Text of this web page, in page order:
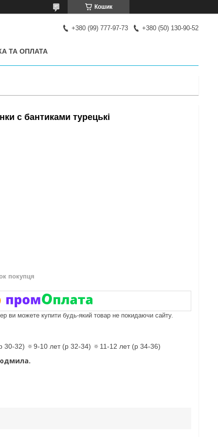
Кошик
+380 (99) 777-97-73 +380 (50) 130-90-52
ТА ОПЛАТА
с бантиками турецькі
покупця
ви можете купити будь-який товар не покидаючи сайту.
30-32) 🔅9-10 лет (р 32-34) 🔅11-12 лет (р 34-36)